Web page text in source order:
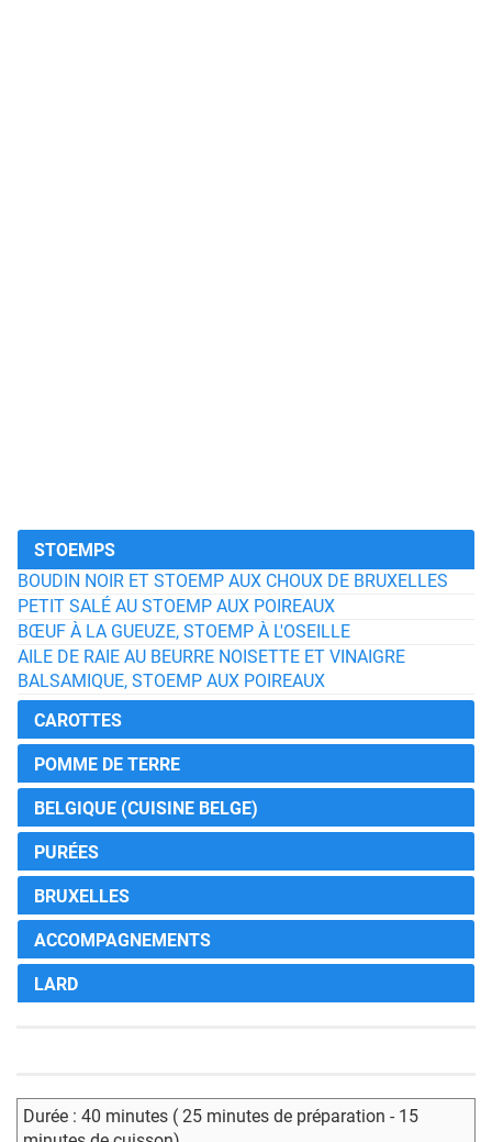
STOEMPS
BOUDIN NOIR ET STOEMP AUX CHOUX DE BRUXELLES
PETIT SALÉ AU STOEMP AUX POIREAUX
BŒUF À LA GUEUZE, STOEMP À L'OSEILLE
AILE DE RAIE AU BEURRE NOISETTE ET VINAIGRE
BALSAMIQUE, STOEMP AUX POIREAUX
CAROTTES
POMME DE TERRE
BELGIQUE (CUISINE BELGE)
PURÉES
BRUXELLES
ACCOMPAGNEMENTS
LARD
Durée : 40 minutes ( 25 minutes de préparation - 15